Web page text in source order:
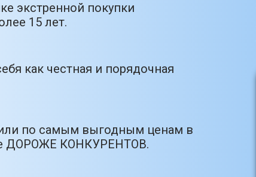
экстренной покупки
15 лет.
как честная и порядочная
по самым выгодным ценам в
ДОРОЖЕ КОНКУРЕНТОВ.